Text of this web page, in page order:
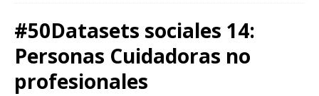
#50Datasets sociales 14:
Personas Cuidadoras no
profesionales